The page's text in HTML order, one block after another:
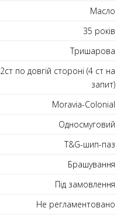
Масло
35 років
Тришарова
2ст по довгій стороні (4 ст на
запит)
Moravia-Colonial
Односмуговий
T&G-шип-паз
Брашування
Під замовлення
Не регламентовано